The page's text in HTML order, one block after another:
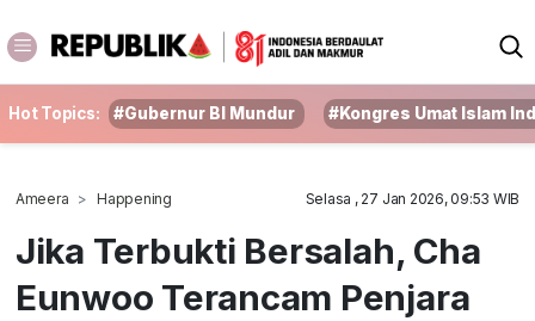
Hot Topics: #Gubernur BI Mundur #Kongres Umat Islam
Ameera Happening Selasa , 27 Jan 2026, 09:53 WIB
Jika Terbukti Bersalah, Cha
Eunwoo Terancam Penjara